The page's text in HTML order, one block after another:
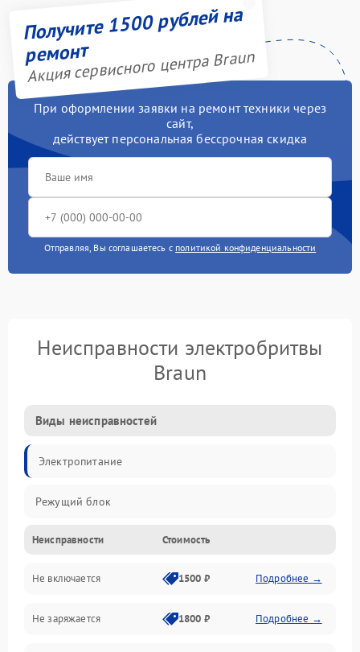
Получите 1500 рублей на
ремонт
Акция сервисного центра Braun
При оформлении заявки на ремонт техники через
сайт,
действует персональная бессрочная скидка
Отправляя, Вы соглашаетесь с политикой конфиденциальности
Неисправности электробритвы
Braun
Виды неисправностей
Электропитание
Режущий блок
Неисправности Стоимость
Не включается 1500 ₽ Подробнее →
Не заряжается 1800 ₽ Подробнее →